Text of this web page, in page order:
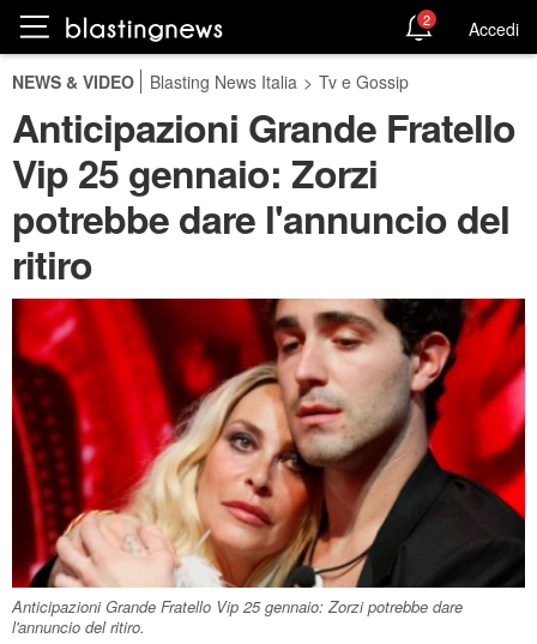
2 Accedi
NEWS & VIDEO Blasting News Italia > Tv e Gossip
Anticipazioni Grande Fratello
Vip 25 gennaio: Zorzi
potrebbe dare l'annuncio del
ritiro
Anticipazioni Grande Fratello Vip 25 gennaio: Zorzi potrebbe dare
l'annuncio del ritiro.